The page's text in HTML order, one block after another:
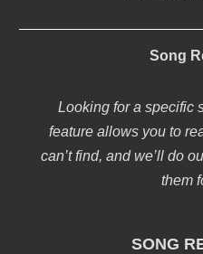
Song
Looking for a specific
feature allows you to
can’t find, and we’ll do
them
SONG